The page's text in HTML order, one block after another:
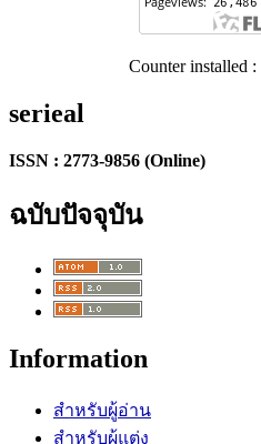
Counter installed
serieal
ISSN : 2773-9856 (Online)
ฉบับปัจจุบัน
Information
สำหรับผู้อ่าน
สำหรับผู้แต่ง